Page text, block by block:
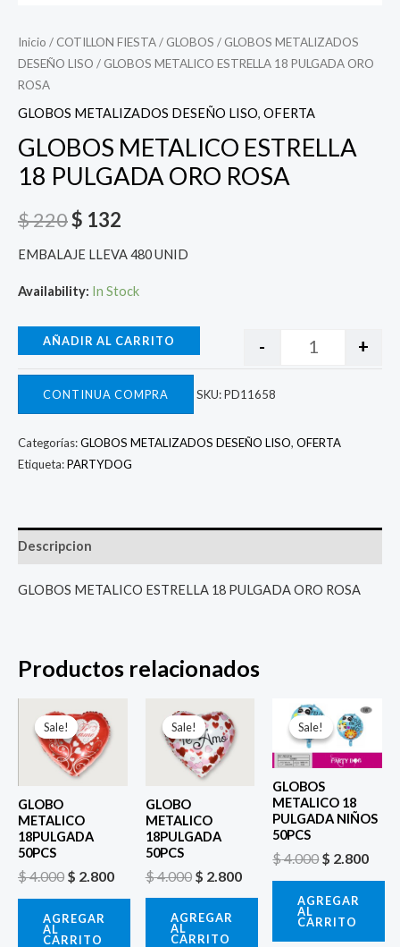
Inicio / COTILLON FIESTA/ GLOBOS / GLOBOS METALIZADOS
DESEÑO LISO / GLOBOS METALICO ESTRELLA 18 PULGADA ORO
ROSA
GLOBOS METALIZADOS DESEÑO LISO, OFERTA
GLOBOS METALICO ESTRELLA
18 PULGADA ORO ROSA
$220$ 132
EMBALAJE LLEVA 480 UNID
Availability: In Stock
- +
AÑADIR AL CARRITO
CONTINUA COMPRA SKU:PD11658
Categorías:GLOBOS METALIZADOS DESEÑO LISO, OFERTA
Etiqueta:PARTYDOG
Descripcion
GLOBOS METALICO ESTRELLA 18 PULGADA ORO ROSA
Productos relacionados
Sale!
Sale!
GLOBO
METALICO
18PULGADA
50PCS
$4.000
precio
original
era:
$ 4.000.
$ 2.800
AGREGAR
AL
CARRITO
Sale!
Sale!
GLOBO
METALICO
18PULGADA
50PCS
$4.000
precio
original
era:
$ 4.000.
$ 2.800
AGREGAR
AL
CARRITO
Sale!
Sale!
GLOBOS
METALICO 18
PULGADA NIÑOS
50PCS
$4.000
precio
original
era:
$ 2.800
El
AGREGAR
AL
CARRITO